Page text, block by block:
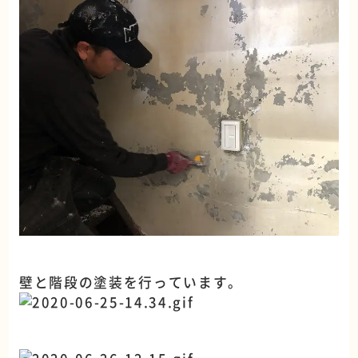
壁と階段の塗装を行っています。